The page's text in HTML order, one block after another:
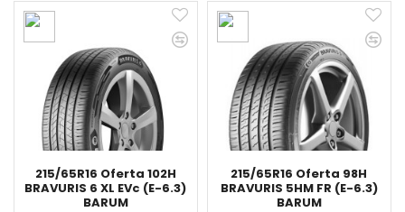
215/65R16 Oferta 102H
BRAVURIS 6 XL EVc (E-6.3)
BARUM
215/65R16 Oferta 98H
BRAVURIS 5HM FR (E-6.3)
BARUM